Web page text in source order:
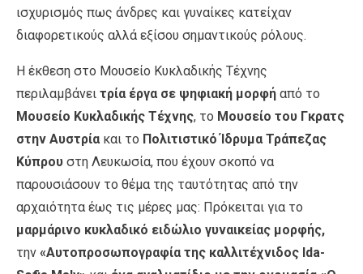
ισχυρισμός πως άνδρες και γυναίκες κατείχαν
διαφορετικούς αλλά εξίσου σημαντικούς ρόλους.
Η έκθεση στο Μουσείο Κυκλαδικής Τέχνης
περιλαμβάνει τρία έργα σε ψηφιακή μορφή από το
Μουσείο Κυκλαδικής Τέχνης, το Μουσείο του Γκρατς
στην Αυστρία και το Πολιτιστικό Ίδρυμα Τράπεζας
Κύπρου στη Λευκωσία, που έχουν σκοπό να
παρουσιάσουν το θέμα της ταυτότητας από την
αρχαιότητα έως τις μέρες μας: Πρόκειται για το
μαρμάρινο κυκλαδικό ειδώλιο γυναικείας μορφής,
την «Αυτοπροσωπογραφία της καλλιτέχνιδος Ida-